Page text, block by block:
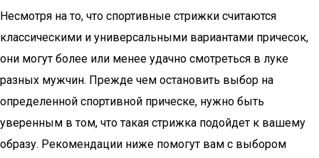
Несмотря на то, что спортивные стрижки считаются
классическими и универсальными вариантами причесок,
они могут более или менее удачно смотреться в луке
разных мужчин. Прежде чем остановить выбор на
определенной спортивной прическе, нужно быть
уверенным в том, что такая стрижка подойдет к вашему
образу. Рекомендации ниже помогут вам с выбором